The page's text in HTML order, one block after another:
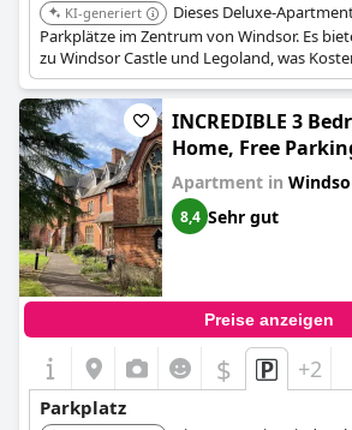
KI-generiert
Dieses Deluxe-
Parkplätze im Zentrum von Windsor. Es
zu Windsor Castle und Legoland, was
hohem Komfort für Sightseeing und
verbindet.
INCREDIBLE 3
Home, Free
Luxury and
Location - Windsor
Legoland,
Apartment in
8,4 Sehr gut
Preise anzeigen
$ +2
Parkplatz